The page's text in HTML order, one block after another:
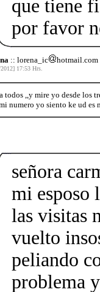
que tiene
por favor
:: lorena_ic hotmail.com
17:53 Hrs.
todos ,,y mire yo desde los
numero yo siento ke ud
señora
mi esposo
las visitas
vuelto
peliando
problema